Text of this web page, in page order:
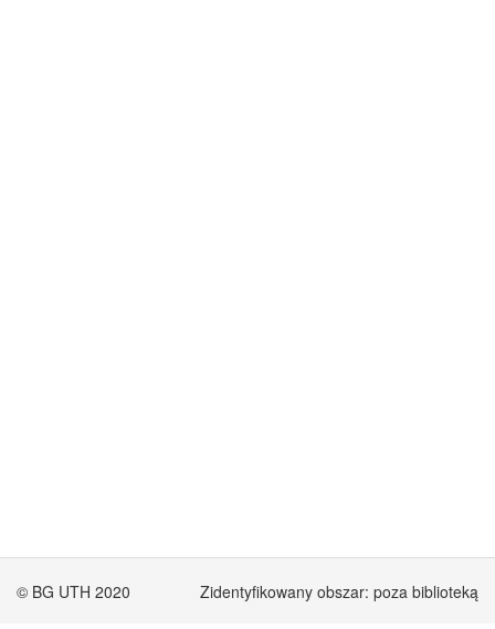
© BG UTH 2020 Zidentyfikowany obszar: poza biblioteką